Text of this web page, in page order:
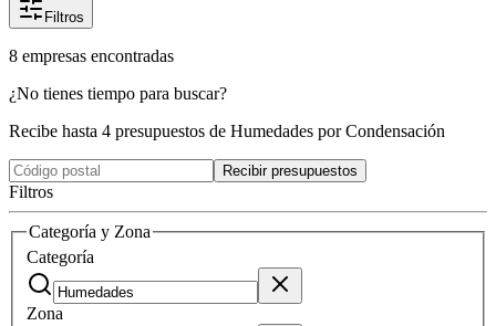
Filtros
8 empresas encontradas
¿No tienes tiempo para buscar?
Recibe hasta 4 presupuestos de Humedades por Condensación
Recibir presupuestos
Filtros
Categoría y Zona
Categoría
Zona